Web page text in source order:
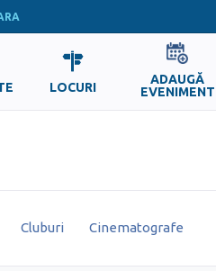
LOCURI
ADAUGĂ
EVENIMENT
Cluburi Cinematografe